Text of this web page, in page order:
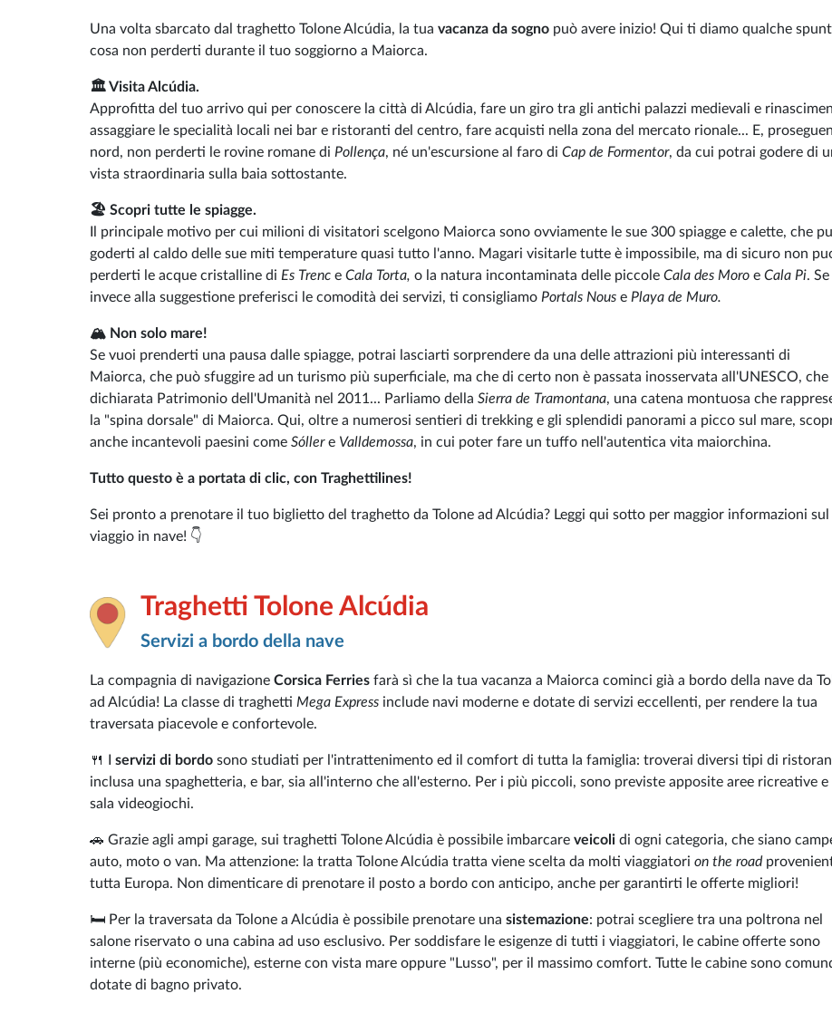
Una volta sbarcato dal traghetto Tolone Alcúdia, la tua vacanza da sogno può avere inizio! Qui ti diamo qualche
cosa non perderti durante il tuo soggiorno a Maiorca.
🏛️ Visita Alcúdia.
Approfitta del tuo arrivo qui per conoscere la città di Alcúdia, fare un giro tra gli antichi palazzi medievali e
assaggiare le specialità locali nei bar e ristoranti del centro, fare acquisti nella zona del mercato rionale... E,
nord, non perderti le rovine romane di Pollença, né un'escursione al faro di Cap de Formentor, da cui potrai godere di
vista straordinaria sulla baia sottostante.
🏖️ Scopri tutte le spiagge.
Il principale motivo per cui milioni di visitatori scelgono Maiorca sono ovviamente le sue 300 spiagge e calette, che
goderti al caldo delle sue miti temperature quasi tutto l'anno. Magari visitarle tutte è impossibile, ma di sicuro non
perderti le acque cristalline di Es Trenc e Cala Torta, o la natura incontaminata delle piccole Cala des Moro e Cala Pi. Se
invece alla suggestione preferisci le comodità dei servizi, ti consigliamo Portals Nous e Playa de Muro.
🏔️ Non solo mare!
Se vuoi prenderti una pausa dalle spiagge, potrai lasciarti sorprendere da una delle attrazioni più interessanti di
Maiorca, che può sfuggire ad un turismo più superficiale, ma che di certo non è passata inosservata all'UNESCO, che
dichiarata Patrimonio dell'Umanità nel 2011... Parliamo della Sierra de Tramontana, una catena montuosa che
la "spina dorsale" di Maiorca. Qui, oltre a numerosi sentieri di trekking e gli splendidi panorami a picco sul mare,
anche incantevoli paesini come Sóllere Valldemossa, in cui poter fare un tuffo nell'autentica vita maiorchina.
Tutto questo è a portata di clic, con Traghettilines!
Sei pronto a prenotare il tuo biglietto del traghetto da Tolone ad Alcúdia? Leggi qui sotto per maggior informazioni sul
viaggio in nave! 👇
Traghetti Tolone Alcúdia
Servizi a bordo della nave
La compagnia di navigazione Corsica Ferries farà sì che la tua vacanza a Maiorca cominci già a bordo della nave da
ad Alcúdia! La classe di traghetti Mega Express include navi moderne e dotate di servizi eccellenti, per rendere la tua
traversata piacevole e confortevole.
🍴 I servizi di bordo sono studiati per l'intrattenimento ed il comfort di tutta la famiglia: troverai diversi tipi di
inclusa una spaghetteria, e bar, sia all'interno che all'esterno. Per i più piccoli, sono previste apposite aree ricreative e
sala videogiochi.
🚗 Grazie agli ampi garage, sui traghetti Tolone Alcúdia è possibile imbarcare veicoli di ogni categoria, che siano
auto, moto o van. Ma attenzione: la tratta Tolone Alcúdia tratta viene scelta da molti viaggiatori on the road
tutta Europa. Non dimenticare di prenotare il posto a bordo con anticipo, anche per garantirti le offerte migliori!
🛏️ Per la traversata da Tolone a Alcúdia è possibile prenotare una sistemazione: potrai scegliere tra una poltrona nel
salone riservato o una cabina ad uso esclusivo. Per soddisfare le esigenze di tutti i viaggiatori, le cabine offerte sono
interne (più economiche), esterne con vista mare oppure "Lusso", per il massimo comfort. Tutte le cabine sono
dotate di bagno privato.